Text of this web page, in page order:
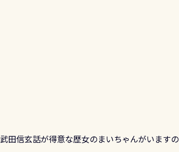
田信玄話が得意な歴女のまいちゃんがいますの